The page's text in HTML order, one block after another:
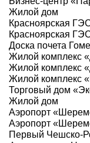
Жилой дом
Красноярская
Красноярская
Доска почета
Жилой комплекс
Жилой комплекс
Жилой комплекс
Торговый дом
Жилой дом
Аэропорт
Аэропорт
Первый Чешско-